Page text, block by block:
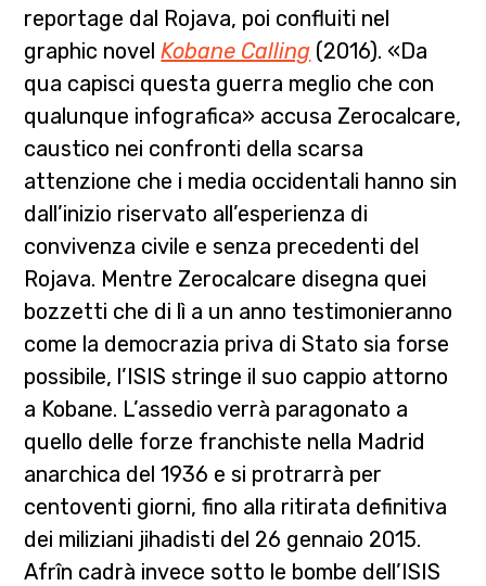
reportage dal Rojava, poi confluiti nel
graphic novelKobane Calling (2016). «Da
qua capisci questa guerra meglio che con
qualunque infografica» accusa Zerocalcare,
caustico nei confronti della scarsa
attenzione che i media occidentali hanno sin
dall’inizio riservato all’esperienza di
convivenza civile e senza precedenti del
Rojava. Mentre Zerocalcare disegna quei
bozzetti che di lì a un anno testimonieranno
come la democrazia priva di Stato sia forse
possibile, l’ISIS stringe il suo cappio attorno
a Kobane. L’assedio verrà paragonato a
quello delle forze franchiste nella Madrid
anarchica del 1936 e si protrarrà per
centoventi giorni, fino alla ritirata definitiva
dei miliziani jihadisti del 26 gennaio 2015.
Afrîn cadrà invece sotto le bombe dell’ISIS